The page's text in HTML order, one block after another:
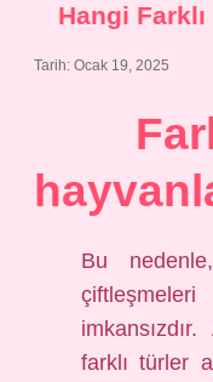
Hangi
Tarih: Ocak 19, 2025
Bu
farklı türler